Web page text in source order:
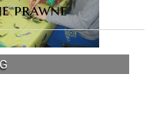
prawne